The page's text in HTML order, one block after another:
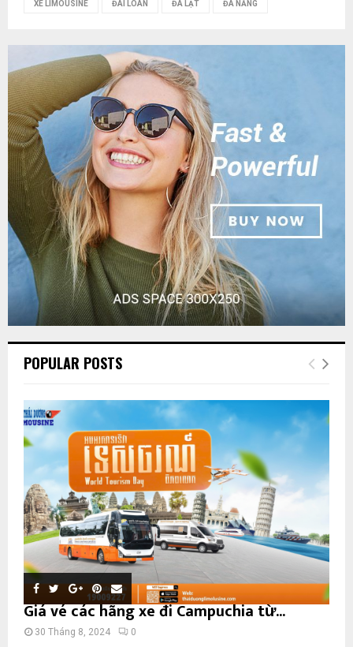
XE LIMOUSINE ĐÀI LOAN ĐÀ LẠT ĐÀ NẴNG
POPULAR POSTS
Giá vé các hãng xe đi Campuchia từ...
30 Tháng 8, 2024 0